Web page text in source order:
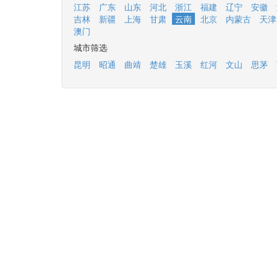
江苏 广东 山东 河北 浙江 福建 辽宁 安徽
吉林
新疆 上海 甘肃 云南 北京 内蒙古 天津
澳门
城市筛选
昆明
昭通 曲靖 楚雄 玉溪 红河 文山 思茅